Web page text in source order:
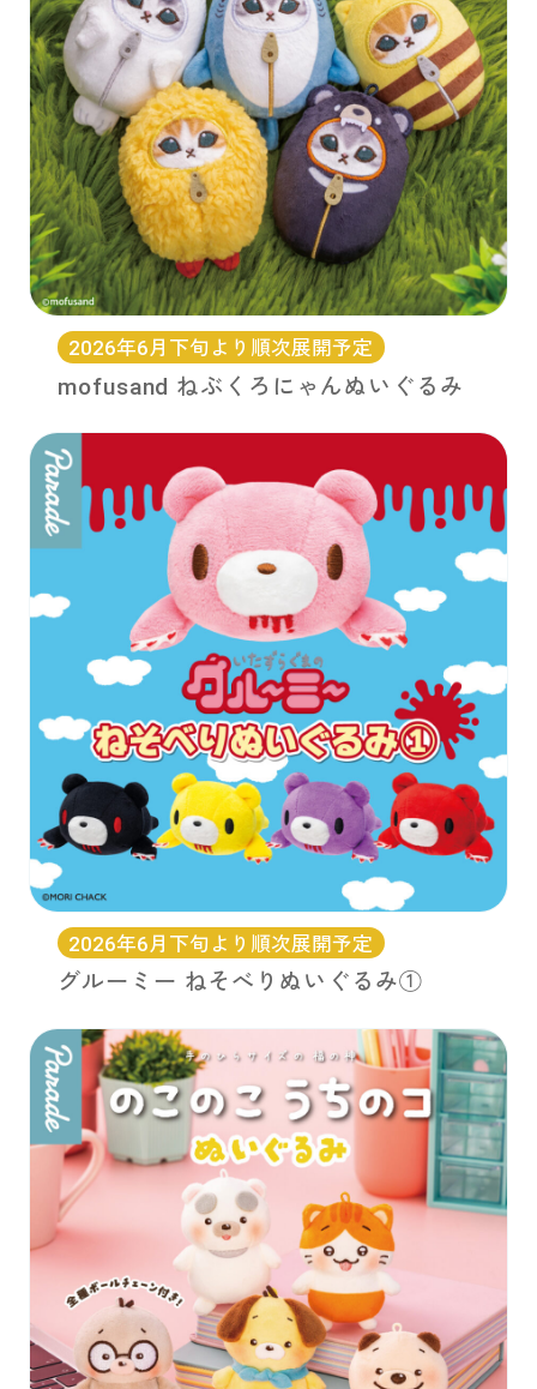
2026年6月下旬より順次展開予定
mofusand ねぶくろにゃんぬいぐるみ
2026年6月下旬より順次展開予定
グルーミー ねそべりぬいぐるみ①